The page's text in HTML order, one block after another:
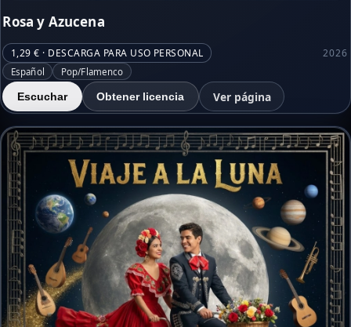
Rosa y Azucena
1,29 € · DESCARGA PARA USO PERSONAL 2026
Español Pop/Flamenco
Escuchar Obtener licencia Ver página